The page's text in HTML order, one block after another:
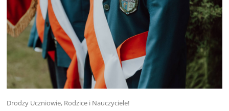
Drodzy Uczniowie, Rodzice i Nauczyciele!